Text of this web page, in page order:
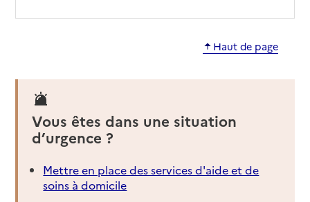
Haut de page
Vous êtes dans une situation
d’urgence ?
Mettre en place des services d'aide et de
soins à domicile